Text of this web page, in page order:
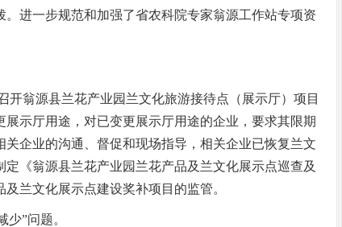
进一步规范和加强了省农科院专家翁源工作站专项资
开翁源县兰花产业园兰文化旅游接待点（展示厅）项目
示厅用途，对已变更展示厅用途的企业，要求其限期
关企业的沟通、督促和现场指导，相关企业已恢复兰文
定《翁源县兰花产业园兰花产品及兰文化展示点巡查及
兰文化展示点建设奖补项目的监管。
”问题。